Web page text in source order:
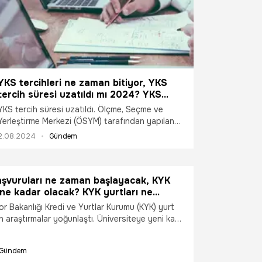
tercihleri ne zaman bitiyor, YKS
süresi uzatıldı mı 2024? YKS
son gün 4 Ağustos mu?
tercih süresi uzatıldı. Ölçme, Seçme ve
Merkezi (ÖSYM) tarafından yapılan
göre Yükseköğretim Kurumları Sınavı
Gündem
ne zaman başlayacak, KYK
kadar olacak? KYK yurtları ne
2024?
Bakanlığı Kredi ve Yurtlar Kurumu (KYK) yurt
araştırmalar yoğunlaştı. Üniversiteye yeni kayıt
sorgulamaya başladı. Yükseköğretim
Gündem